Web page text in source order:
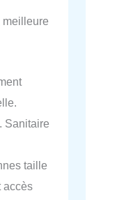
meilleure
Sanitaire
taille
accès